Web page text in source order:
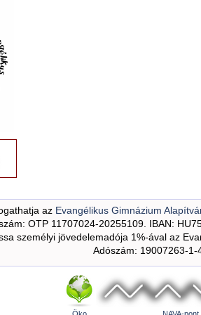
az Evangélikus Gimnázium
OTP 11707024-20255109. IBAN:
személyi jövedelemadója 1%-ával az
Adószám: 19007263-1-